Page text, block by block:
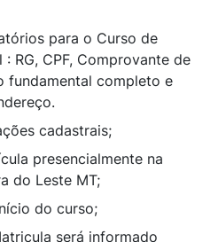
para o Curso de
RG, CPF, Comprovante de
fundamental completo e
cadastrais;
presencialmente na
do Leste MT;
do curso;
será informado